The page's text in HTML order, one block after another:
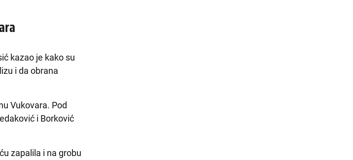
kazao je kako su
i da obrana
Vukovara. Pod
i Borković
zapalila i na grobu